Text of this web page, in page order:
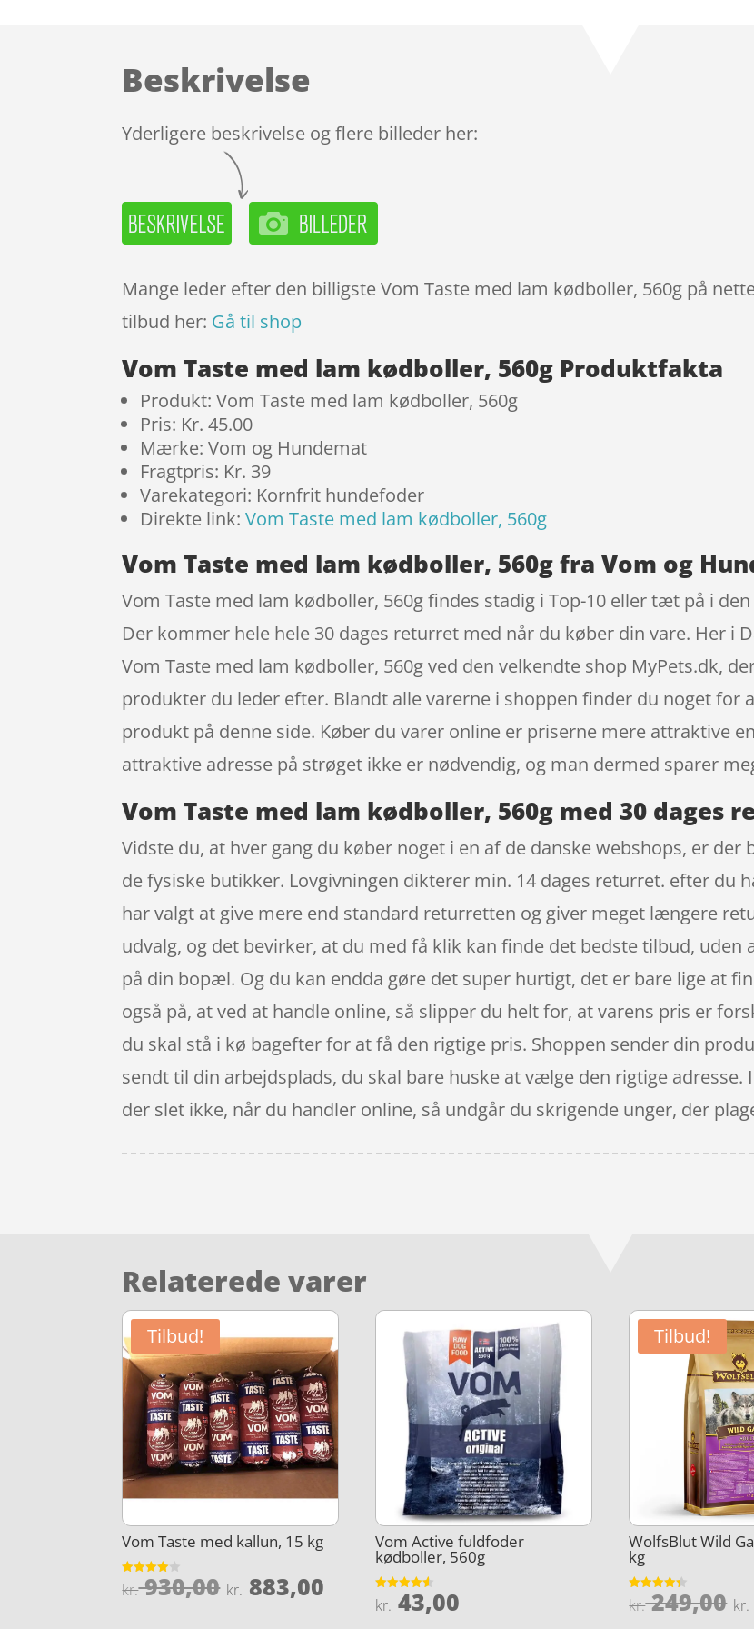
Beskrivelse
Yderligere beskrivelse og flere billeder her:
Mange leder efter den billigste Vom Taste med lam kødboller, 560g på
tilbud her: Gå til shop
Vom Taste med lam kødboller, 560g Produktfakta
Produkt: Vom Taste med lam kødboller, 560g
Pris: Kr. 45.00
Mærke: Vom og Hundemat
Fragtpris: Kr. 39
Varekategori: Kornfrit hundefoder
Direkte link:Vom Taste med lam kødboller, 560g
Vom Taste med lam kødboller, 560g fra Vom og
Vom Taste med lam kødboller, 560g findes stadig i Top-10 eller tæt på i
Der kommer hele hele 30 dages returret med når du køber din vare. Her i
Vom Taste med lam kødboller, 560g ved den velkendte shop MyPets.dk,
produkter du leder efter. Blandt alle varerne i shoppen finder du noget for
produkt på denne side. Køber du varer online er priserne mere attraktive
attraktive adresse på strøget ikke er nødvendig, og man dermed sparer
Vom Taste med lam kødboller, 560g med 30 dages
Vidste du, at hver gang du køber noget i en af de danske webshops, er
de fysiske butikker. Lovgivningen dikterer min. 14 dages returret. efter du
har valgt at give mere end standard returretten og giver meget længere
udvalg, og det bevirker, at du med få klik kan finde det bedste tilbud,
på din bopæl. Og du kan endda gøre det super hurtigt, det er bare lige at
også på, at ved at handle online, så slipper du helt for, at varens pris er
du skal stå i kø bagefter for at få den rigtige pris. Shoppen sender din
sendt til din arbejdsplads, du skal bare huske at vælge den rigtige
der slet ikke, når du handler online, så undgår du skrigende unger, der
Relaterede varer
Tilbud!
Vom Taste med kallun, 15 kg
Vurderet
4
kr.930,00 Den
kr. 883,00
aktuelle
Vom Active fuldfoder
kødboller, 560g
Vurderet
4.5
kr. 43,00
Tilbud!
WolfsBlut Wild
kg
Vurderet
4.4
kr.249,00 kr.